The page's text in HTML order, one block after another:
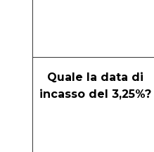
Quale la data di
incasso del 3,25%?